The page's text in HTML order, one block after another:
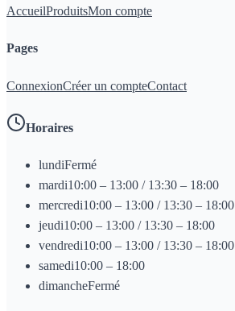
AccueilProduitsMon compte
Pages
ConnexionCréer un compteContact
Horaires
lundiFermé
mardi10:00 – 13:00 / 13:30 – 18:00
mercredi10:00 – 13:00 / 13:30 – 18:00
jeudi10:00 – 13:00 / 13:30 – 18:00
vendredi10:00 – 13:00 / 13:30 – 18:00
samedi10:00 – 18:00
dimancheFermé